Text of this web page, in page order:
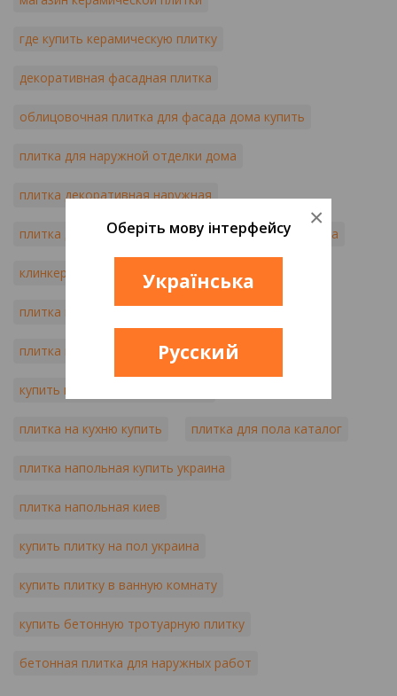
где купить керамическую плитку
декоративная фасадная плитка
облицовочная плитка для фасада дома купить
плитка для наружной отделки дома
плитка декоративная наружная
плитка для фасада недорого клинкерная плитка
клинкерная плитка купить киев
плитка мозаичная цена
плитка под мозаику купить киев
купить плитку мозаику украина
плитка на кухню купить плитка для пола каталог
плитка напольная купить украина
плитка напольная киев
купить плитку на пол украина
купить плитку в ванную комнату
купить бетонную тротуарную плитку
бетонная плитка для наружных работ
×
Оберіть мову інтерфейсу
Українська
Русский